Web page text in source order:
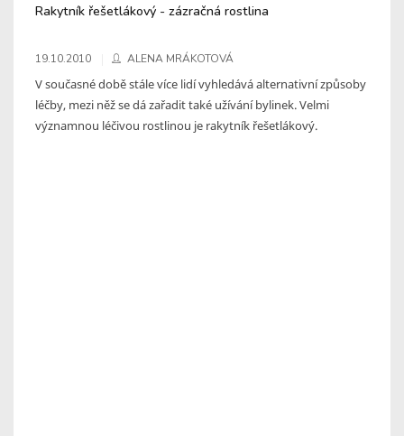
Rakytník řešetlákový - zázračná rostlina
19.10.2010 ALENA MRÁKOTOVÁ
V současné době stále více lidí vyhledává alternativní způsoby
léčby, mezi něž se dá zařadit také užívání bylinek. Velmi
významnou léčivou rostlinou je rakytník řešetlákový.